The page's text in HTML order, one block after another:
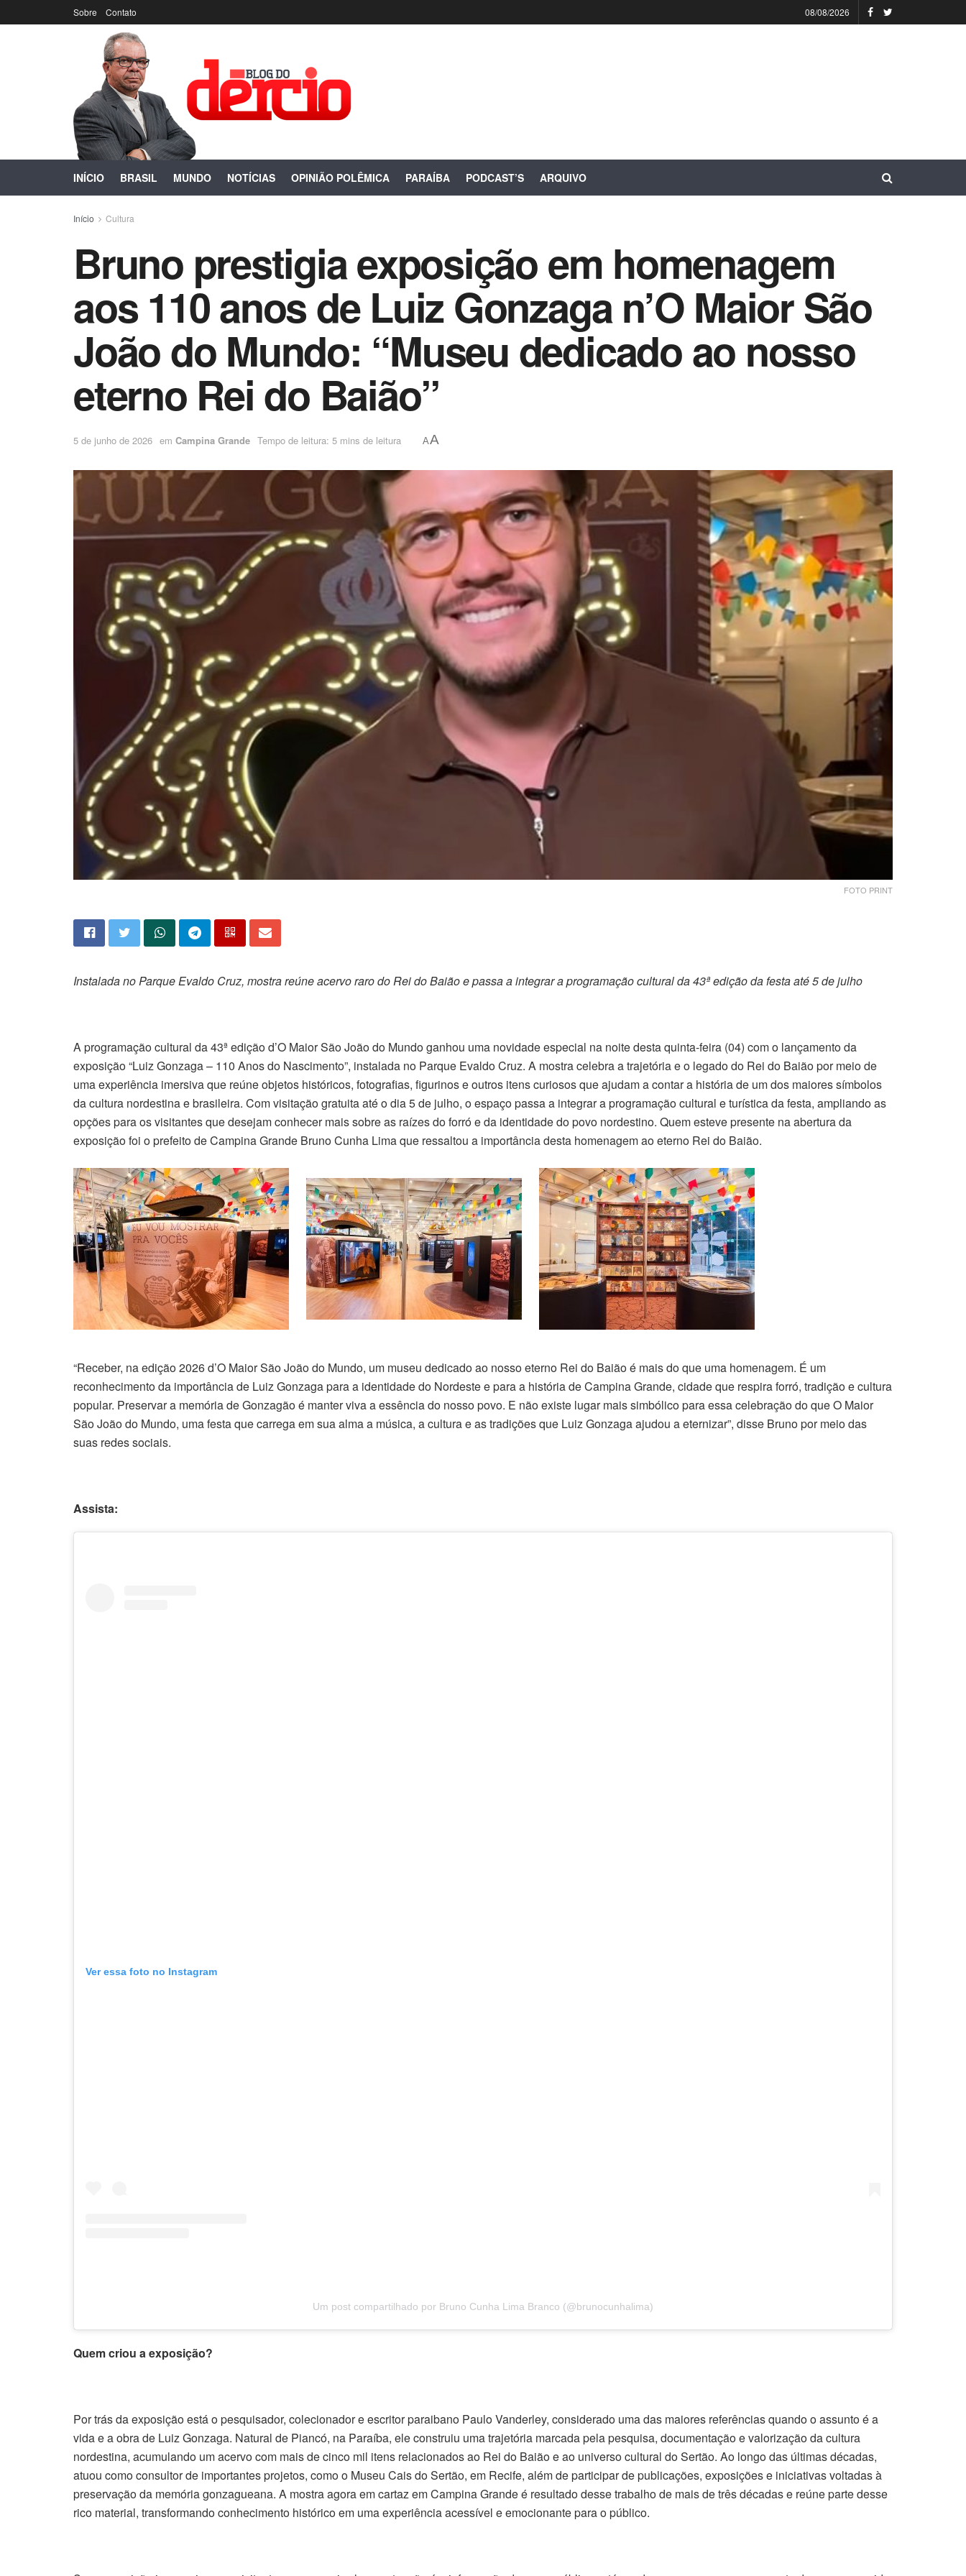
Sobre Contato 08/08/2026
INÍCIO BRASIL MUNDO NOTÍCIAS OPINIÃO POLÊMICA PARAÍBA PODCAST’S ARQUIVO
Início Cultura
Bruno prestigia exposição em homenagem
aos 110 anos de Luiz Gonzaga n’O Maior São
João do Mundo: “Museu dedicado ao nosso
eterno Rei do Baião”
5 de junho de 2026 em Campina Grande Tempo de leitura: 5 mins de leitura AA
FOTO PRINT
Instalada no Parque Evaldo Cruz, mostra reúne acervo raro do Rei do Baião e passa a integrar a programação cultural da 43ª edição da festa até 5 de julho
A programação cultural da 43ª edição d’O Maior São João do Mundo ganhou uma novidade especial na noite desta quinta-feira (04) com o lançamento da
exposição “Luiz Gonzaga – 110 Anos do Nascimento”, instalada no Parque Evaldo Cruz. A mostra celebra a trajetória e o legado do Rei do Baião por meio de
uma experiência imersiva que reúne objetos históricos, fotografias, figurinos e outros itens curiosos que ajudam a contar a história de um dos maiores símbolos
da cultura nordestina e brasileira. Com visitação gratuita até o dia 5 de julho, o espaço passa a integrar a programação cultural e turística da festa, ampliando as
opções para os visitantes que desejam conhecer mais sobre as raízes do forró e da identidade do povo nordestino. Quem esteve presente na abertura da
exposição foi o prefeito de Campina Grande Bruno Cunha Lima que ressaltou a importância desta homenagem ao eterno Rei do Baião.
“Receber, na edição 2026 d’O Maior São João do Mundo, um museu dedicado ao nosso eterno Rei do Baião é mais do que uma homenagem. É um
reconhecimento da importância de Luiz Gonzaga para a identidade do Nordeste e para a história de Campina Grande, cidade que respira forró, tradição e cultura
popular. Preservar a memória de Gonzagão é manter viva a essência do nosso povo. E não existe lugar mais simbólico para essa celebração do que O Maior
São João do Mundo, uma festa que carrega em sua alma a música, a cultura e as tradições que Luiz Gonzaga ajudou a eternizar”, disse Bruno por meio das
suas redes sociais.
Assista:
Ver essa foto no Instagram
Um post compartilhado por Bruno Cunha Lima Branco (@brunocunhalima)
Quem criou a exposição?
Por trás da exposição está o pesquisador, colecionador e escritor paraibano Paulo Vanderley, considerado uma das maiores referências quando o assunto é a
vida e a obra de Luiz Gonzaga. Natural de Piancó, na Paraíba, ele construiu uma trajetória marcada pela pesquisa, documentação e valorização da cultura
nordestina, acumulando um acervo com mais de cinco mil itens relacionados ao Rei do Baião e ao universo cultural do Sertão. Ao longo das últimas décadas,
atuou como consultor de importantes projetos, como o Museu Cais do Sertão, em Recife, além de participar de publicações, exposições e iniciativas voltadas à
preservação da memória gonzagueana. A mostra agora em cartaz em Campina Grande é resultado desse trabalho de mais de três décadas e reúne parte desse
rico material, transformando conhecimento histórico em uma experiência acessível e emocionante para o público.